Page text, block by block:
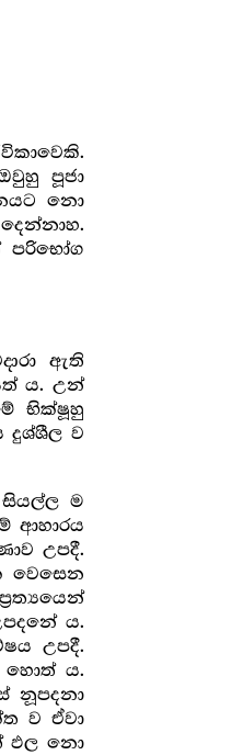
පූජා
නො
පරිභෝග
ඇති
ය. උන්
භික්ෂූහු
දුශ්ශීල ව
ම
ආහාරය
උපදී.
වෙසෙන
ය.
උපදී.
හොත් ය.
නූපදනා
ව ඒවා
ඵල නො